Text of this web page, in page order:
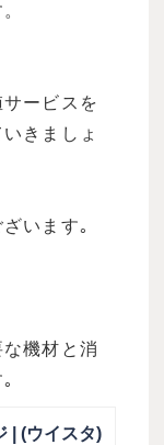
ービスを
きましょ
います｡
機材と消
| (ウイスタ)